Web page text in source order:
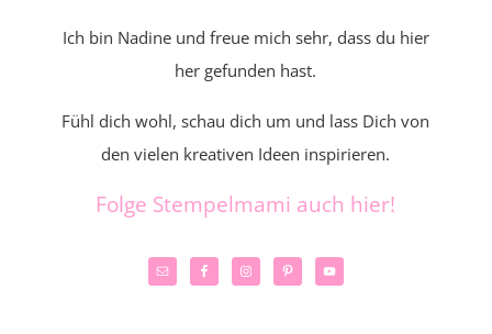
Ich bin Nadine und freue mich sehr, dass du hier
her gefunden hast.
Fühl dich wohl, schau dich um und lass Dich von
den vielen kreativen Ideen inspirieren.
Folge Stempelmami auch hier!